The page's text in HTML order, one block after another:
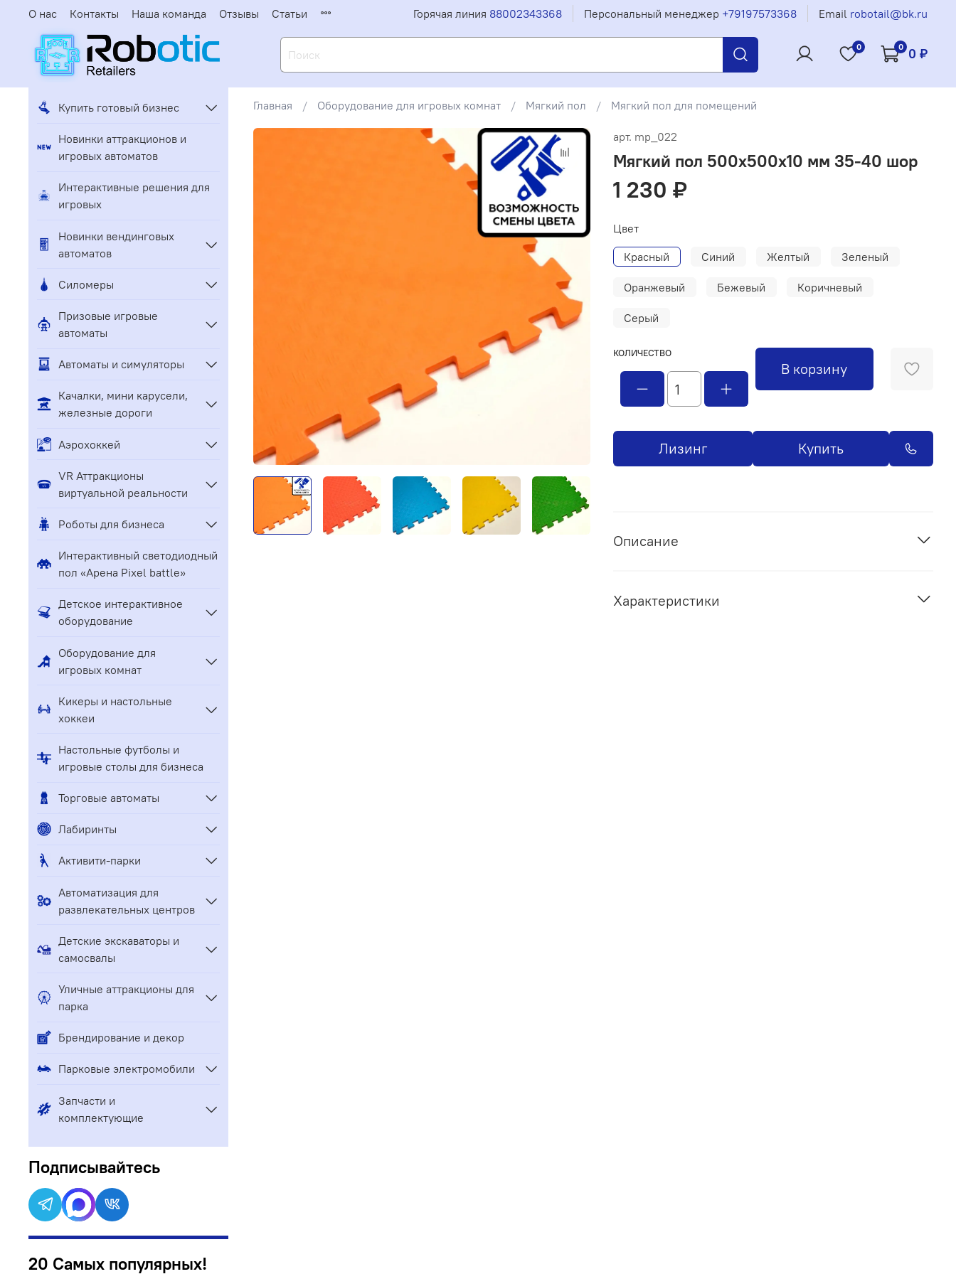
О нас Контакты Наша команда Отзывы Статьи Горячая линия 88002343368 Персональный менеджер +79197573368 Email robotail@bk.ru
0 0 0 ₽
Главная Оборудование для игровых комнат Мягкий пол Мягкий пол для помещений
арт. mp_022
Мягкий пол 500x500x10 мм 35-40 шор
1 230 ₽
КОЛИЧЕСТВО
В корзину
Лизинг Купить
Цвет
Красный
Синий Желтый Зеленый
Оранжевый Бежевый Коричневый
Серый
Описание
Характеристики
Купить готовый бизнес
Новинки аттракционов и
игровых автоматов
Интерактивные решения для
игровых
Новинки вендинговых
автоматов
Силомеры
Призовые игровые
автоматы
Автоматы и симуляторы
Качалки, мини карусели,
железные дороги
Аэрохоккей
VR Аттракционы
виртуальной реальности
Роботы для бизнеса
Интерактивный светодиодный
пол «Арена Pixel battle»
Детское интерактивное
оборудование
Оборудование для
игровых комнат
Кикеры и настольные
хоккеи
Настольные футболы и
игровые столы для бизнеса
Торговые автоматы
Лабиринты
Активити-парки
Автоматизация для
развлекательных центров
Детские экскаваторы и
самосвалы
Уличные аттракционы для
парка
Брендирование и декор
Парковые электромобили
Запчасти и
комплектующие
Подписывайтесь
20 Самых популярных!